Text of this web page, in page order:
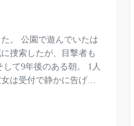
たは
捜索したが、目撃者も
は受付で静かに告げ
こと、他に